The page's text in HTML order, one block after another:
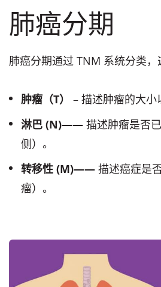
肺癌分期
肺癌分期通过 TNM 系统分类，
肿瘤（T）
– 描述肿瘤的大小
淋巴 (N)—— 描述肿瘤是否
侧）。
转移性 (M)—— 描述癌症是
瘤）。